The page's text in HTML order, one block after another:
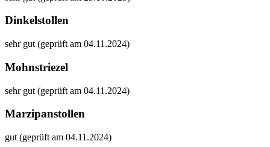
Dinkelstollen
sehr gut (geprüft am 04.11.2024)
Mohnstriezel
sehr gut (geprüft am 04.11.2024)
Marzipanstollen
gut (geprüft am 04.11.2024)